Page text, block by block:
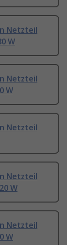
Netzteil
W
Netzteil
W
Netzteil
Netzteil
W
Netzteil
W